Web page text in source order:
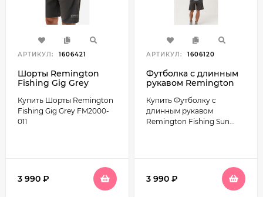
АРТИКУЛ: 1606421
Шорты Remington
Fishing Gig Grey
Купить Шорты Remington
Fishing Gig Grey FM2000-
011
3 990 ₽
АРТИКУЛ: 1606120
Футболка с длинным
рукавом Remington
Mosquito Protection
Style 5 FM2001-111
Купить Футболку с
длинным рукавом
Remington Fishing Sun...
3 990 ₽